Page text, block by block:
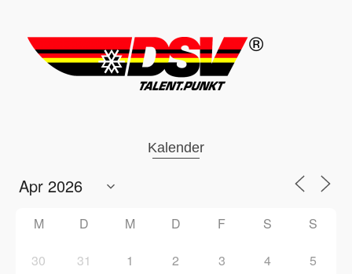
Kalender
M D M D F S S
30 31 1 2 3 4 5